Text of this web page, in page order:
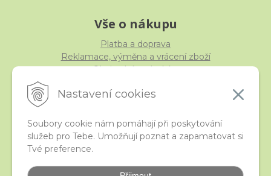
Nastavení cookies
Soubory cookie nám pomáhají při poskytování
služeb pro Tebe. Umožňují poznat a zapamatovat si
Tvé preference.
Vše o nákupu
Platba a doprava
Reklamace, výměna a vrácení zboží
Obchodní podmínky
iStraka
Velkoobchod